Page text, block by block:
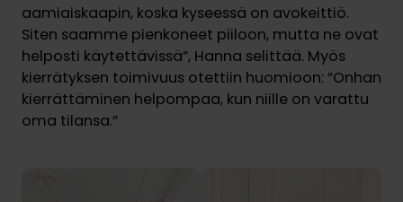
aamiaiskaapin, koska kyseessä on avokeittiö.
Siten saamme pienkoneet piiloon, mutta ne ovat
helposti käytettävissä”, Hanna selittää. Myös
kierrätyksen toimivuus otettiin huomioon: ”Onhan
kierrättäminen helpompaa, kun niille on varattu
oma tilansa.”